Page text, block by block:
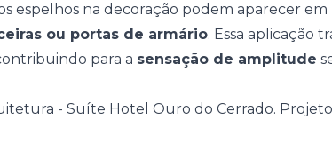
espelhos na decoração podem aparecer em
ou portas de armário. Essa aplicação
para a sensação de amplitude